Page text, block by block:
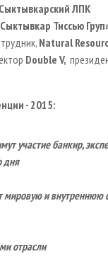
Сыктывкарский ЛПК
Сыктывкар Тиссью
Natural
Double V,
- 2015:
участие банкир,
дня
и внутреннюю
отрасли